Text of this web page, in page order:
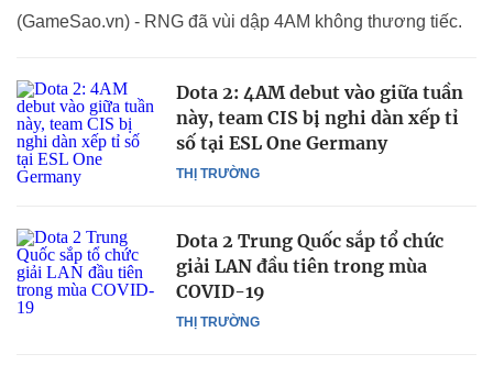
(GameSao.vn) - RNG đã vùi dập 4AM không thương tiếc.
THỊ TRƯỜNG
Dota 2: 4AM debut vào giữa tuần
này, team CIS bị nghi dàn xếp tỉ
số tại ESL One Germany
THỊ TRƯỜNG
Dota 2 Trung Quốc sắp tổ chức
giải LAN đầu tiên trong mùa
COVID-19